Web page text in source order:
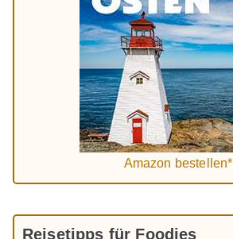
Amazon bestellen*
Reisetipps für Foodies